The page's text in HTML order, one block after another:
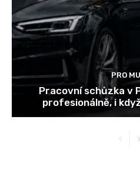
PRO
Pracovní schůzka v
profesionálně, i